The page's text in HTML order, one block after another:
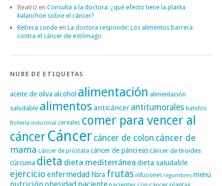
Beatriz en Consulta a la doctora: ¿qué efecto tiene la planta
kalanchoe sobre el cáncer?
Rebeca conde en La doctora responde: Los alimentos barrera
contra el cáncer de estómago
NUBE DE ETIQUETAS
aceite de oliva alcohol alimentación alimentación
saludable alimentos anticáncer antitumorales batidos
Bollería industrial cereales comer para vencer al
cáncerCáncer cáncer de colon cáncer de
mama cáncer de próstata cáncer de páncreascáncer de tiroides
cúrcuma dieta dieta mediterránea dieta saludable
ejercicio enfermedadfibra frutas infusiones legumbres menú